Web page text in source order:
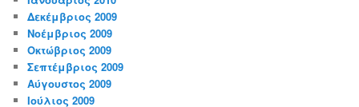
Δεκέμβριος 2009
Νοέμβριος 2009
Οκτώβριος 2009
Σεπτέμβριος 2009
Αύγουστος 2009
Ιούλιος 2009